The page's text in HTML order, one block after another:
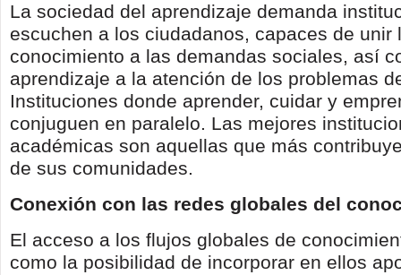
La sociedad del aprendizaje demanda
escuchen a los ciudadanos, capaces de unir
conocimiento a las demandas sociales, así
aprendizaje a la atención de los problemas
Instituciones donde aprender, cuidar y
conjuguen en paralelo. Las mejores
académicas son aquellas que más
de sus comunidades.
Conexión con las redes globales del
El acceso a los flujos globales de
como la posibilidad de incorporar en ellos